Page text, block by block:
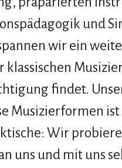
und
wir ein
klassischen
findet.
Musizierformen ist
Wir
uns und mit uns